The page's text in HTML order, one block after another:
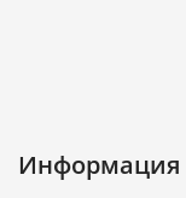
Информация